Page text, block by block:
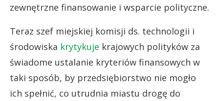
zewnętrzne finansowanie i wsparcie polityczne.
Teraz szef miejskiej komisji ds. technologii i
środowiska krytykuje krajowych polityków za
świadome ustalanie kryteriów finansowych w
taki sposób, by przedsiębiorstwo nie mogło
ich spełnić, co utrudnia miastu drogę do